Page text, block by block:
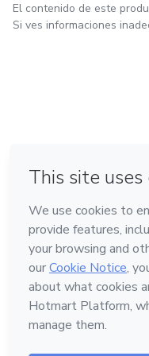
El contenido de este
Si ves informaciones
Hecho con❤ en Ciudad
Conoce Hotmart
Idioma
Español